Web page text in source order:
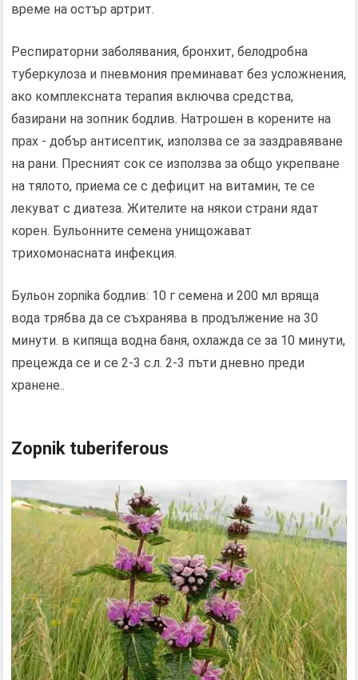
време на остър артрит.
Респираторни заболявания, бронхит, белодробна
туберкулоза и пневмония преминават без усложнения,
ако комплексната терапия включва средства,
базирани на зопник бодлив. Натрошен в корените на
прах - добър антисептик, използва се за заздравяване
на рани. Пресният сок се използва за общо укрепване
на тялото, приема се с дефицит на витамин, те се
лекуват с диатеза. Жителите на някои страни ядат
корен. Бульонните семена унищожават
трихомонасната инфекция.
Бульон zopnika бодлив: 10 г семена и 200 мл вряща
вода трябва да се съхранява в продължение на 30
минути. в кипяща водна баня, охлажда се за 10 минути,
прецежда се и се 2-3 с.л. 2-3 пъти дневно преди
хранене..
Zopnik tuberiferous